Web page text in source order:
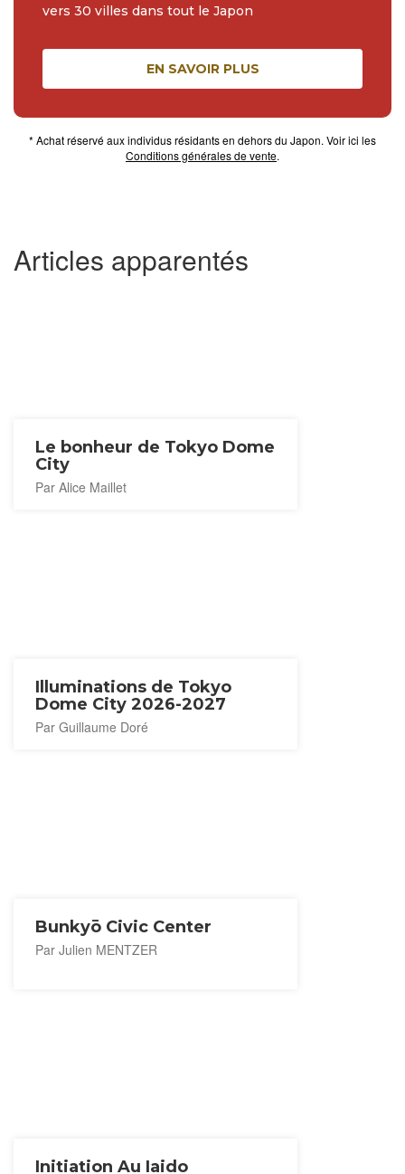
Articles apparentés
Le bonheur de Tokyo Dome
City
Par Alice Maillet
Illuminations de Tokyo
Dome City 2026-2027
Par Guillaume Doré
Bunkyō Civic Center
Par Julien MENTZER
Initiation Au Iaido
vers 30 villes dans tout le Japon
EN SAVOIR PLUS
* Achat réservé aux individus résidants en dehors du Japon. Voir ici les
Conditions générales de vente.